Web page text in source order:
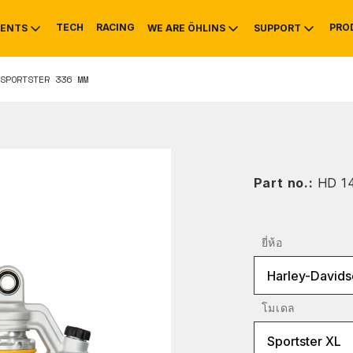
MOUNTAIN BIKE
TECH RACING WE ARE ÖHLINS
HISTORY
SUPPORT
SERVICE INFO &
336 MM
Part no.: HD
ยี่ห้อ
Harley-
โมเดล
Sportster XL